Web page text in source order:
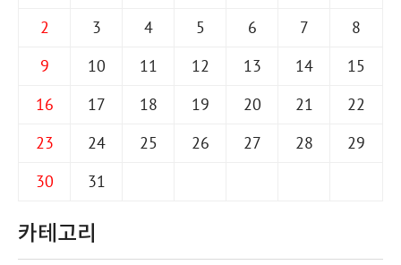
2
3 4 5 6 7
8
9
10 11 12 13 14
15
16
17 18 19 20 21
22
23
24 25 26 27 28
29
30
31
카테고리